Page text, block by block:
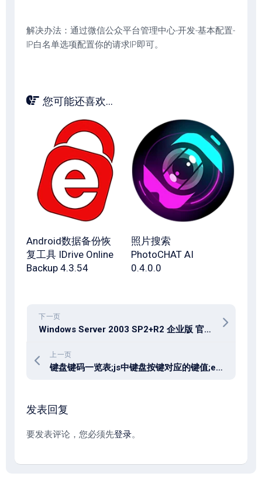
解决办法：通过微信公众平台管理中心-开发-基本配置-
IP白名单选项配置你的请求IP即可。
您可能还喜欢...
Android数据备份恢
复工具 IDrive Online
Backup 4.3.54
照片搜索
PhotoCHAT AI
0.4.0.0
下一页
Windows Server 2003 SP2+R2 企业版 官方 ISO 下载
上一页
键盘键码一览表;js中键盘按键对应的键值;event.keycode值大全
发表回复
要发表评论，您必须先登录。